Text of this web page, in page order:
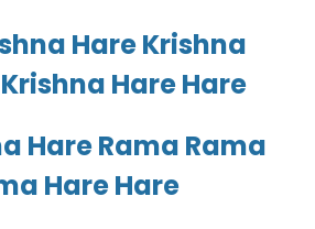
Hare Krishna
Hare Hare
Hare Rama Rama
Hare Hare